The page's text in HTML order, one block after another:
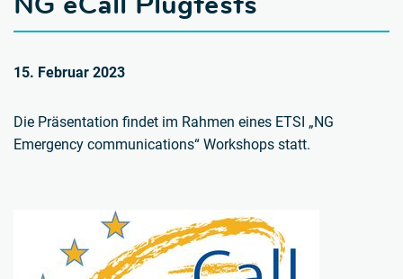
15. Februar 2023
Die Präsentation findet im Rahmen eines ETSI „NG
Emergency communications“ Workshops statt.